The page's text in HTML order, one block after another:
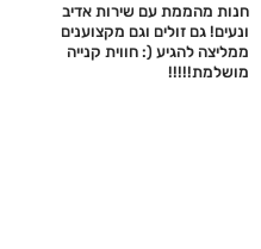
חנות מהממת עם שירות אדיב
ונעים! גם זולים וגם מקצוענים
ממליצה להגיע (: חווית קנייה
מושלמת!!!!!‎